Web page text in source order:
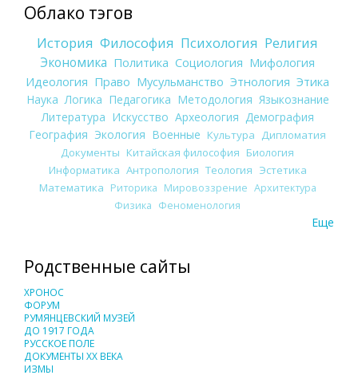
Облако тэгов
История Философия Психология Религия
Экономика Политика Социология Мифология
Идеология Право Мусульманство Этнология Этика
Наука Логика Педагогика Методология Языкознание
Литература Искусство Археология Демография
География Экология Военные Культура
Дипломатия
Документы Китайская философия Биология
Информатика Антропология Теология Эстетика
Математика Риторика Мировоззрение Архитектура
Физика Феноменология
Еще
Родственные сайты
ХРОНОС
ФОРУМ
РУМЯНЦЕВСКИЙ МУЗЕЙ
ДО 1917 ГОДА
РУССКОЕ ПОЛЕ
ДОКУМЕНТЫ XX ВЕКА
ИЗМЫ